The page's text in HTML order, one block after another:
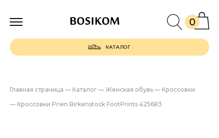
КАТАЛОГ
0
Главная страница — Каталог — Женская обувь — Кроссовки
— Кроссовки Prien Birkenstock FootPrints 425683